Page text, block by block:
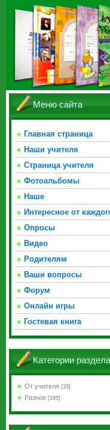
Меню сайта
Главная страница
Наши учителя
Страница учителя
Фотоальбомы
Наше
Интересное от
Опросы
Видео
Родителям
Ваши вопросы
Форум
Онлайн игры
Гостевая книга
Категории раздела
От учителя [33]
Разное [165]